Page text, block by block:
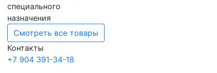
специального
назначения
Смотреть все товары
Контакты
+7 904 391-34-18